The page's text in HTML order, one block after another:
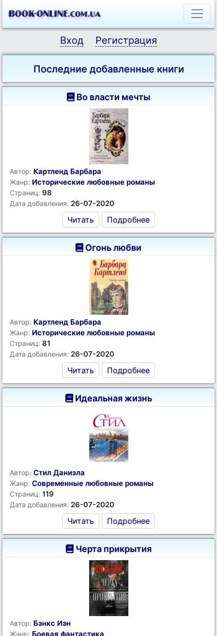
Вход Регистрация
Последние добавленные книги
Во власти мечты
Автор: Картленд Барбара
Жанр: Исторические любовные романы
Страниц: 98
Дата добавления: 26-07-2020
Читать Подробнее
Огонь любви
Автор: Картленд Барбара
Жанр: Исторические любовные романы
Страниц: 81
Дата добавления: 26-07-2020
Читать Подробнее
Идеальная жизнь
Автор: Стил Даниэла
Жанр: Современные любовные романы
Страниц: 119
Дата добавления: 26-07-2020
Читать Подробнее
Черта прикрытия
Автор: Бэнкс Иэн
Жанр: Боевая фантастика